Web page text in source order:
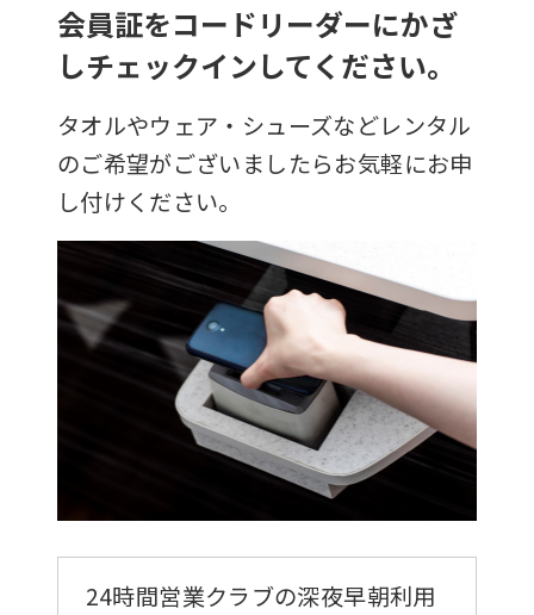
会員証をコードリーダーにかざ
しチェックインしてください。
タオルやウェア・シューズなどレンタル
のご希望がございましたらお気軽にお申
し付けください。
24時間営業クラブの深夜早朝利用